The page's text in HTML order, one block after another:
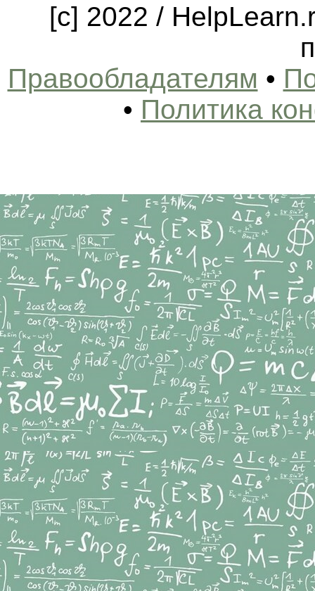
[c] 2022 /
Правообладателям •
• Политика